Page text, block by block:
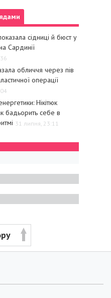
сідниці й бюст у
Сардинії
обличчя через пів
операції
Нікітюк
бадьорить себе в
31 липня, 23:11